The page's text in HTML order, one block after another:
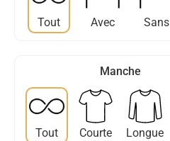
Tout Avec Sans
Manche
Tout Courte Longue